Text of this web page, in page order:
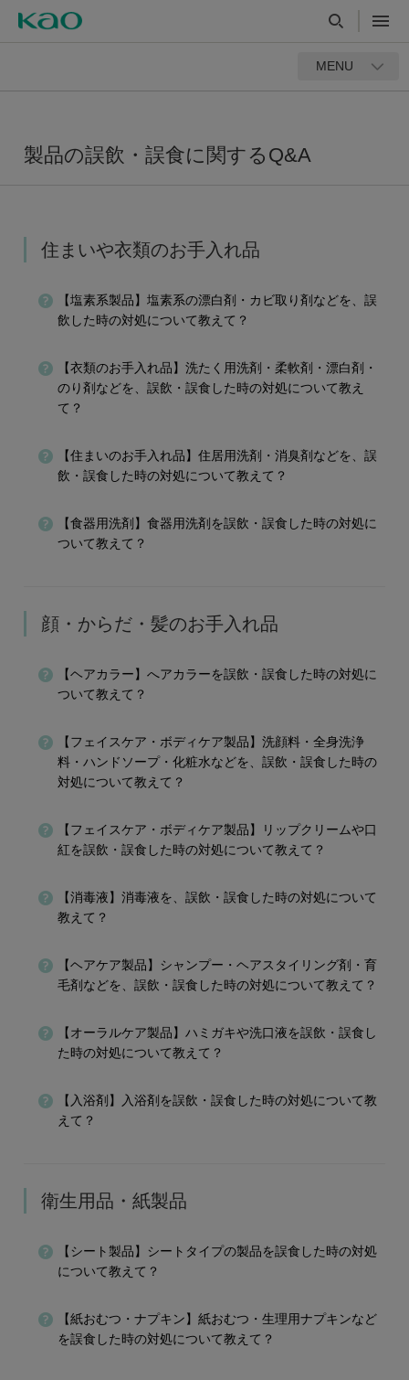
MENU
製品の誤飲・誤食に関するQ&A
住まいや衣類のお手入れ品
【塩素系製品】塩素系の漂白剤・カビ取り剤などを、誤
飲した時の対処について教えて？
【衣類のお手入れ品】洗たく用洗剤・柔軟剤・漂白剤・
のり剤などを、誤飲・誤食した時の対処について教え
て？
【住まいのお手入れ品】住居用洗剤・消臭剤などを、誤
飲・誤食した時の対処について教えて？
【食器用洗剤】食器用洗剤を誤飲・誤食した時の対処に
ついて教えて？
顔・からだ・髪のお手入れ品
【ヘアカラー】へアカラーを誤飲・誤食した時の対処に
ついて教えて？
【フェイスケア・ボディケア製品】洗顔料・全身洗浄
料・ハンドソープ・化粧水などを、誤飲・誤食した時の
対処について教えて？
【フェイスケア・ボディケア製品】リップクリームや口
紅を誤飲・誤食した時の対処について教えて？
【消毒液】消毒液を、誤飲・誤食した時の対処について
教えて？
【ヘアケア製品】シャンプー・ヘアスタイリング剤・育
毛剤などを、誤飲・誤食した時の対処について教えて？
【オーラルケア製品】ハミガキや洗口液を誤飲・誤食し
た時の対処について教えて？
【入浴剤】入浴剤を誤飲・誤食した時の対処について教
えて？
衛生用品・紙製品
【シート製品】シートタイプの製品を誤食した時の対処
について教えて？
【紙おむつ・ナプキン】紙おむつ・生理用ナプキンなど
を誤食した時の対処について教えて？